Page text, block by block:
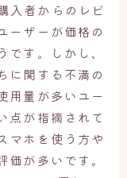
入者からのレビ
ーザーが価格の
す。しかし、
に関する不満の
用量が多いユー
点が指摘されて
マホを使う方や
が多いです。